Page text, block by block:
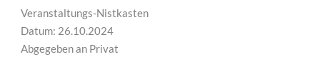
Veranstaltungs-Nistkasten
Datum: 26.10.2024
Abgegeben an Privat